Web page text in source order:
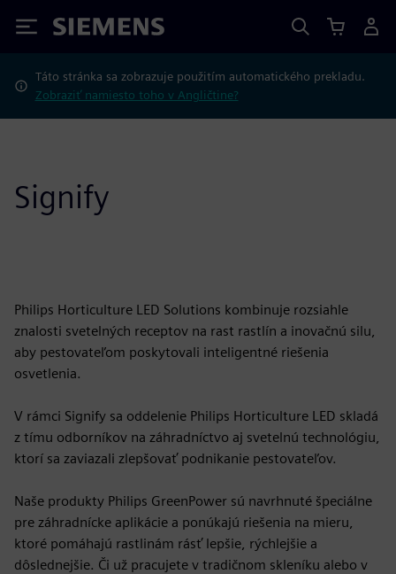
Siemens
Táto stránka sa zobrazuje použitím automatického prekladu.
Zobraziť namiesto toho v Angličtine?
Signify
Philips Horticulture LED Solutions kombinuje rozsiahle
znalosti svetelných receptov na rast rastlín a inovačnú silu,
aby pestovateľom poskytovali inteligentné riešenia
osvetlenia.
V rámci Signify sa oddelenie Philips Horticulture LED skladá
z tímu odborníkov na záhradníctvo aj svetelnú technológiu,
ktorí sa zaviazali zlepšovať podnikanie pestovateľov.
Naše produkty Philips GreenPower sú navrhnuté špeciálne
pre záhradnícke aplikácie a ponúkajú riešenia na mieru,
ktoré pomáhajú rastlinám rásť lepšie, rýchlejšie a
dôslednejšie. Či už pracujete v tradičnom skleníku alebo v